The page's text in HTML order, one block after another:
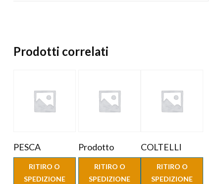
Prodotti correlati
PESCA
RITIRO O
SPEDIZIONE
Prodotto
RITIRO O
SPEDIZIONE
COLTELLI
RITIRO O
SPEDIZIONE